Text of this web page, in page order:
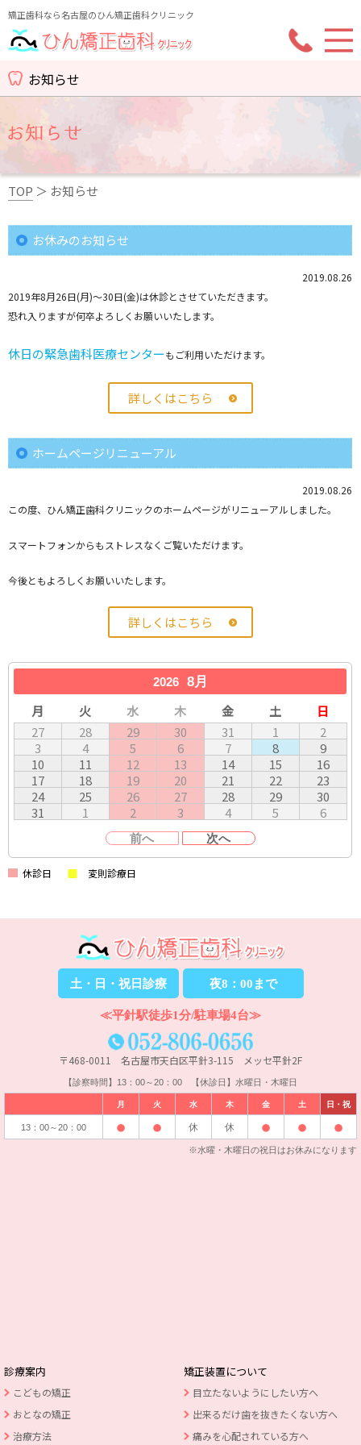
矯正歯科なら名古屋のひん矯正歯科クリニック
お知らせ
TOP ＞ お知らせ
お休みのお知らせ
2019.08.26
2019年8月26日(月)～30日(金)は休診とさせていただきます。
恐れ入りますが何卒よろしくお願いいたします。
休日の緊急歯科医療センターもご利用いただけます。
詳しくはこちら
ホームページリニューアル
2019.08.26
この度、ひん矯正歯科クリニックのホームページがリニューアルしました。
スマートフォンからもストレスなくご覧いただけます。
今後ともよろしくお願いいたします。
詳しくはこちら
前へ 次へ
2026 8月
月 火 水 木 金 土
日
27
28 29 30 31 1
2
3
4 5 6 7 8
9
10
11 12 13 14 15
16
17
18 19 20 21 22
23
24
25 26 27 28 29
30
31
1 2 3 4 5 6
休診日 変則診療日
土・日・祝日診療 夜8：00まで
≪平針駅徒歩1分/駐車場4台≫
〒468-0011 名古屋市天白区平針3-115 メッセ平針2F
【診察時間】13：00～20：00 【休診日】水曜日・木曜日
月 火 水 木 金 土 日・祝
13：00～20：00 休 休
※水曜・木曜日の祝日はお休みになります
診療案内
こどもの矯正
おとなの矯正
治療方法
矯正装置について
目立たないようにしたい方へ
出来るだけ歯を抜きたくない方へ
痛みを心配されている方へ